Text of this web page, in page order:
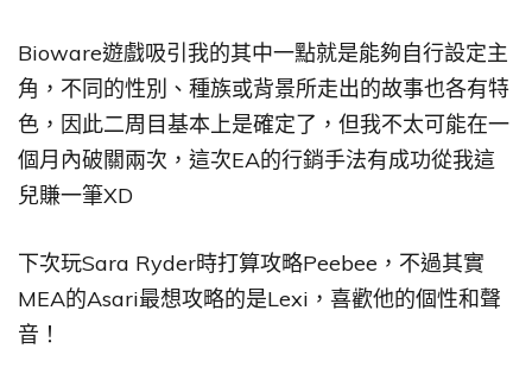
Bioware遊戲吸引我的其中一點就是能夠自行設定主
角，不同的性別、種族或背景所走出的故事也各有特
色，因此二周目基本上是確定了，但我不太可能在一
個月內破關兩次，這次EA的行銷手法有成功從我這
兒賺一筆XD
下次玩Sara Ryder時打算攻略Peebee，不過其實
MEA的Asari最想攻略的是Lexi，喜歡他的個性和聲
音！